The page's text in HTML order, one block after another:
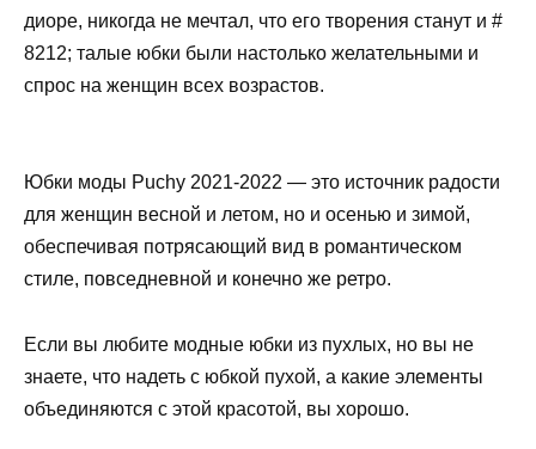
диоре, никогда не мечтал, что его творения станут и #
8212; талые юбки были настолько желательными и
спрос на женщин всех возрастов.
Юбки моды Puchy 2021-2022 — это источник радости
для женщин весной и летом, но и осенью и зимой,
обеспечивая потрясающий вид в романтическом
стиле, повседневной и конечно же ретро.
Если вы любите модные юбки из пухлых, но вы не
знаете, что надеть с юбкой пухой, а какие элементы
объединяются с этой красотой, вы хорошо.